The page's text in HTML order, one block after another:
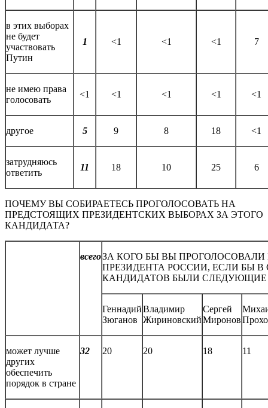
в этих выборах
не будет
участвовать
Путин
1 <1 <1 <1 7
не имею права
голосовать
<1 <1 <1 <1 <1
другое 5 9 8 18 <1
затрудняюсь
ответить
11 18 10 25 6
ПОЧЕМУ ВЫ СОБИРАЕТЕСЬ ПРОГОЛОСОВАТЬ НА
ПРЕДСТОЯЩИХ ПРЕЗИДЕНТСКИХ ВЫБОРАХ ЗА ЭТОГО
КАНДИДАТА?
всегоЗА КОГО БЫ ВЫ
ПРЕЗИДЕНТА РОССИИ, ЕСЛИ БЫ В
КАНДИДАТОВ БЫЛИ СЛЕДУЮЩИЕ
Геннадий
Зюганов
Владимир
Жириновский
Сергей
Миронов
может лучше
других
обеспечить
порядок в стране
32 20 20 18 11